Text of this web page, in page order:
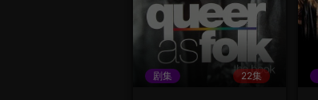
剧集 22集